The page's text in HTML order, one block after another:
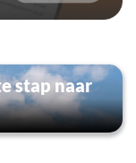
stap naar